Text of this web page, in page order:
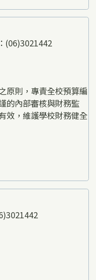
(06)3021442
原則，專責全校預算編
的內部審核與財務監
效，維護學校財務健全